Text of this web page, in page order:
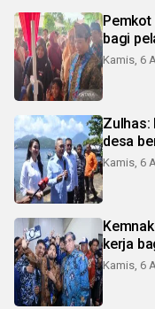
bagi
Kamis, 6
Zulhas:
desa
Kamis, 6
kerja
Kamis, 6